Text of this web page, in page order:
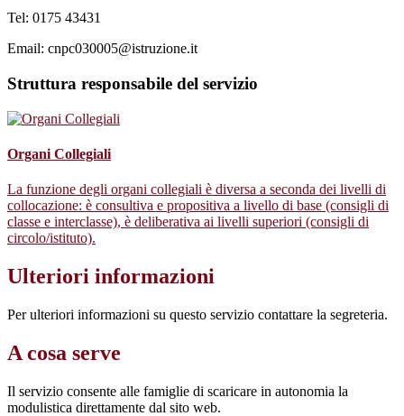
Tel: 0175 43431
Email: cnpc030005@istruzione.it
Struttura responsabile del servizio
Organi Collegiali
La funzione degli organi collegiali è diversa a seconda dei livelli di
collocazione: è consultiva e propositiva a livello di base (consigli di
classe e interclasse), è deliberativa ai livelli superiori (consigli di
circolo/istituto).
Ulteriori informazioni
Per ulteriori informazioni su questo servizio contattare la segreteria.
A cosa serve
Il servizio consente alle famiglie di scaricare in autonomia la
modulistica direttamente dal sito web.